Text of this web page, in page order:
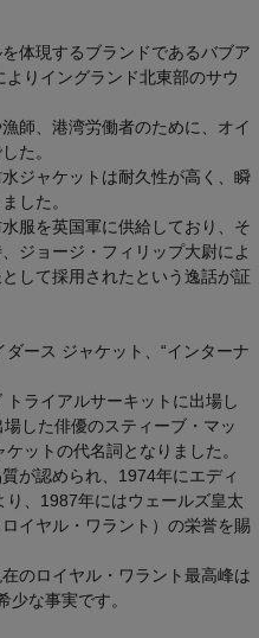
体現するブランドであるバブア
りイングランド北東部のサウ
師、港湾労働者のために、オイ
た。
ジャケットは耐久性が高く、瞬
した。
服を英国軍に供給しており、そ
ジョージ・フィリップ大尉によ
して採用されたという逸話が証
ース ジャケット、“インターナ
ライアルサーキットに出場し
した俳優のスティーブ・マッ
ットの代名詞となりました。
が認められ、1974年にエディ
、1987年にはウェールズ皇太
イヤル・ワラント）の栄誉を賜
のロイヤル・ワラント最高峰は
な事実です。